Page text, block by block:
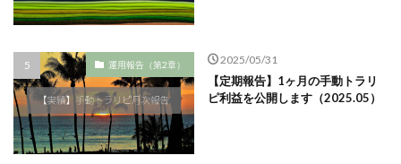
運用報告（第2章） 2025/05/31
【定期報告】1ヶ月の手動トラリ
ピ利益を公開します（2025.05）